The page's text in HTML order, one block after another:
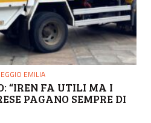
EMILIA
“IREN FA UTILI MA I
PAGANO SEMPRE DI